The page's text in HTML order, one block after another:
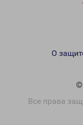
©
Все права
О